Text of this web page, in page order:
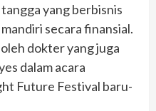
yang berbisnis
secara finansial.
dokter yang juga
dalam acara
Future Festival baru-